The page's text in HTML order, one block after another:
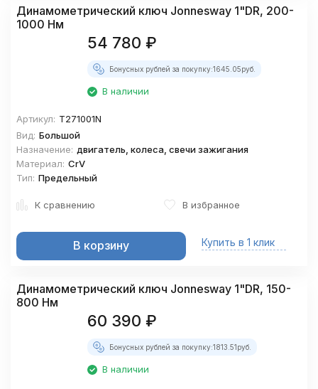
Динамометрический ключ Jonnesway 1"DR, 200-
1000 Нм
54 780 ₽
Бонусных рублей за покупку:1645.05руб.
В наличии
Артикул: T271001N
Вид: Большой
Назначение: двигатель, колеса, свечи зажигания
Материал: CrV
Тип: Предельный
К сравнению В избранное
В корзину Купить в 1 клик
Динамометрический ключ Jonnesway 1"DR, 150-
800 Нм
60 390 ₽
Бонусных рублей за покупку:1813.51руб.
В наличии